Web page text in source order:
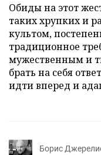
Обиды на этот
таких хрупких и
культом,
традиционное
мужественным и
брать на себя
идти вперед и
Борис